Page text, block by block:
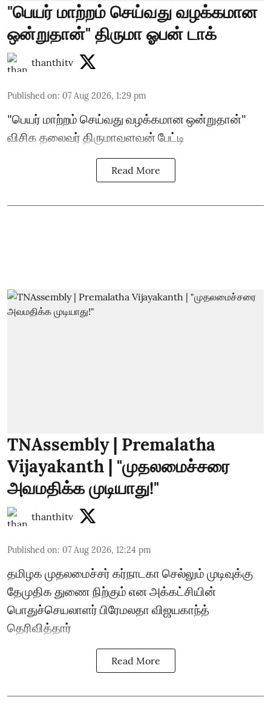
"பெயர் மாற்றம் செய்வது வழக்கமான
ஒன்றுதான்" திருமா ஓபன் டாக்
thanthitv
Published on: 07 Aug 2026, 1:29 pm
"பெயர் மாற்றம் செய்வது வழக்கமான ஒன்றுதான்"
விசிக தலைவர் திருமாவளவன் பேட்டி
Read More
TNAssembly | Premalatha
Vijayakanth | "முதலமைச்சரை
அவமதிக்க முடியாது!"
thanthitv
Published on: 07 Aug 2026, 12:24 pm
தமிழக முதலமைச்சர் கர்நாடகா செல்லும் முடிவுக்கு
தேமுதிக துணை நிற்கும் என அக்கட்சியின்
பொதுச்செயலாளர் பிரேமலதா விஜயகாந்த்
தெரிவித்தார்
Read More